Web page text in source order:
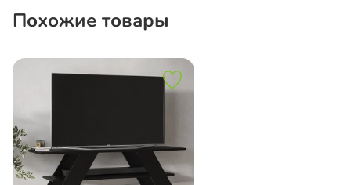
Похожие товары